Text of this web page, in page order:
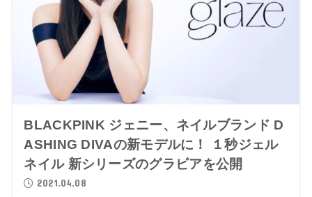
BLACKPINK ジェニー、ネイルブランド D
ASHING DIVAの新モデルに！ １秒ジェル
ネイル 新シリーズのグラビアを公開
2021.04.08